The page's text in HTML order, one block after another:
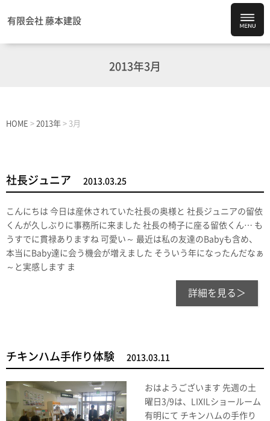
有限会社 藤本建設
2013年3月
HOME > 2013年 > 3月
社長ジュニア 2013.03.25
こんにちは 今日は産休されていた社長の奥様と 社長ジュニアの留依
くんが久しぶりに事務所に来ました 社長の椅子に座る留依くん… も
うすでに貫禄ありますね 可愛い～ 最近は私の友達のBabyも含め、
本当にBaby達に会う機会が増えました そういう年になったんだなぁ
～と実感します ま
詳細を見る＞
チキンハム手作り体験 2013.03.11
おはようございます 先週の土
曜日3/9は、LIXILショールーム
有明にて チキンハムの手作り